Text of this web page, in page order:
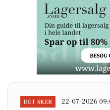
DET SKER 22-07-2026